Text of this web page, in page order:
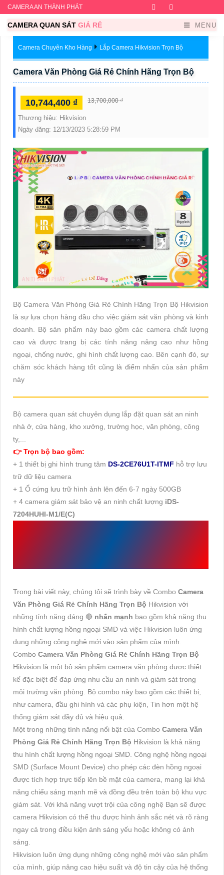
CAMERA AN THÀNH PHÁT Facebook
CAMERA QUAN SÁT GIÁ RẺ MENU
Camera Chuyên Kho Hàng Lắp Camera Hikvision Trọn Bộ
Camera Văn Phòng Giá Rẻ Chính Hãng Trọn Bộ
10,744,400 ₫ 13,700,000 ₫
Thương hiệu: Hikvision
Ngày đăng: 12/13/2023 5:28:59 PM
Bộ Camera Văn Phòng Giá Rẻ Chính Hãng Trọn Bộ Hikvision
là sự lựa chọn hàng đầu cho việc giám sát văn phòng và kinh
doanh. Bộ sản phẩm này bao gồm các camera chất lượng
cao và được trang bị các tính năng nâng cao như hồng
ngoại, chống nước, ghi hình chất lượng cao. Bên cạnh đó, sự
chăm sóc khách hàng tốt cũng là điểm nhấn của sản phẩm
này
Bộ camera quan sát chuyên dụng lắp đặt quan sát an ninh
nhà ở, cửa hàng, kho xưởng, trường học, văn phòng, công
ty,...
👉 Trọn bộ bao gồm:
+ 1 thiết bị ghi hình trung tâm DS-2CE76U1T-ITMF hỗ trợ lưu
trữ dữ liệu camera
+ 1 Ổ cứng lưu trữ hình ảnh lên đến 6-7 ngày 500GB
+ 4 camera giám sát bảo vệ an ninh chất lượng iDS-
7204HUHI-M1/E(C)
Trong bài viết này, chúng tôi sẽ trình bày về Combo Camera
Văn Phòng Giá Rẻ Chính Hãng Trọn Bộ Hikvision với
những tính năng đáng 🔴 nhấn mạnh bao gồm khả năng thu
hình chất lượng hồng ngoại SMD và việc Hikvision luôn ứng
dụng những công nghệ mới vào sản phẩm của mình.
Combo Camera Văn Phòng Giá Rẻ Chính Hãng Trọn Bộ
Hikvision là một bộ sản phẩm camera văn phòng được thiết
kế đặc biệt để đáp ứng nhu cầu an ninh và giám sát trong
môi trường văn phòng. Bộ combo này bao gồm các thiết bị,
như camera, đầu ghi hình và các phụ kiện, Tin hơn một hệ
thống giám sát đầy đủ và hiệu quả.
Một trong những tính năng nổi bật của Combo Camera Văn
Phòng Giá Rẻ Chính Hãng Trọn Bộ Hikvision là khả năng
thu hình chất lượng hồng ngoại SMD. Công nghệ hồng ngoại
SMD (Surface Mount Device) cho phép các đèn hồng ngoại
được tích hợp trực tiếp lên bề mặt của camera, mang lại khả
năng chiếu sáng mạnh mẽ và đồng đều trên toàn bộ khu vực
giám sát. Với khả năng vượt trội của công nghệ Bạn sẽ được
camera Hikvision có thể thu được hình ảnh sắc nét và rõ ràng
ngay cả trong điều kiện ánh sáng yếu hoặc không có ánh
sáng.
Hikvision luôn ứng dụng những công nghệ mới vào sản phẩm
của mình, giúp nâng cao hiệu suất và độ tin cậy của hệ thống